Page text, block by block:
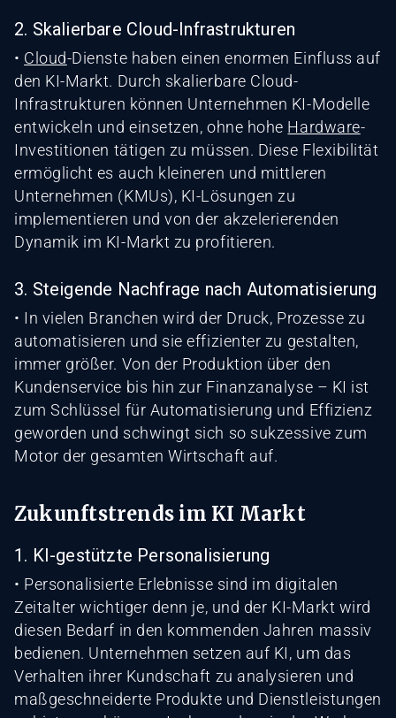
2. Skalierbare Cloud-Infrastrukturen
• Cloud-Dienste haben einen enormen Einfluss auf
den KI-Markt. Durch skalierbare Cloud-
Infrastrukturen können Unternehmen KI-Modelle
entwickeln und einsetzen, ohne hohe Hardware-
Investitionen tätigen zu müssen. Diese Flexibilität
ermöglicht es auch kleineren und mittleren
Unternehmen (KMUs), KI-Lösungen zu
implementieren und von der akzelerierenden
Dynamik im KI-Markt zu profitieren.
3. Steigende Nachfrage nach Automatisierung
• In vielen Branchen wird der Druck, Prozesse zu
automatisieren und sie effizienter zu gestalten,
immer größer. Von der Produktion über den
Kundenservice bis hin zur Finanzanalyse – KI ist
zum Schlüssel für Automatisierung und Effizienz
geworden und schwingt sich so sukzessive zum
Motor der gesamten Wirtschaft auf.
Zukunftstrends im KI Markt
1. KI-gestützte Personalisierung
• Personalisierte Erlebnisse sind im digitalen
Zeitalter wichtiger denn je, und der KI-Markt wird
diesen Bedarf in den kommenden Jahren massiv
bedienen. Unternehmen setzen auf KI, um das
Verhalten ihrer Kundschaft zu analysieren und
maßgeschneiderte Produkte und Dienstleistungen